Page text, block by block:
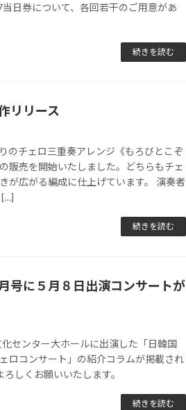
日券について、各回若干のご用意があ
続きを読む
リリース
のチェロ三重奏アレンジ《もろびとこぞ
販売を開始いたしました。どちらもチェ
が広がる編成に仕上げています。 演奏者
[…]
続きを読む
号に５月８日出演コンサートが
センター大ホールに出演した「日韓国
ロコンサート」の紹介コラムが掲載され
しくお願いいたします。
続きを読む